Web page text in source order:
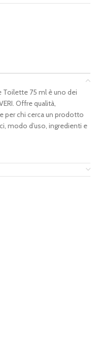
Toilette 75 ml è uno dei
Offre qualità,
per chi cerca un prodotto
modo d’uso, ingredienti e